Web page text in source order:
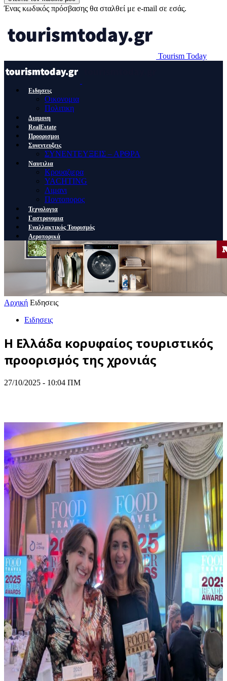
Ένας κωδικός πρόσβασης θα σταλθεί με e-mail σε εσάς.
Tourism Today
Ειδησεις
Οικονομια
Πολιτικη
Διαμονη
RealEstate
Προορισμοι
Συνεντευξεις
ΣΥΝΕΝΤΕΥΞΕΙΣ – ΑΡΘΡΑ
Ναυτιλια
Κρουαζιερα
YACHTING
Λιμανι
Ποντοπορος
Τεχνολογια
Γαστρονομια
Εναλλακτικός Τουρισμός
Αεροπορικά
Αρχική Ειδησεις
Ειδησεις
H Ελλάδα κορυφαίος τουριστικός
προορισμός της χρονιάς
27/10/2025 - 10:04 ΠΜ